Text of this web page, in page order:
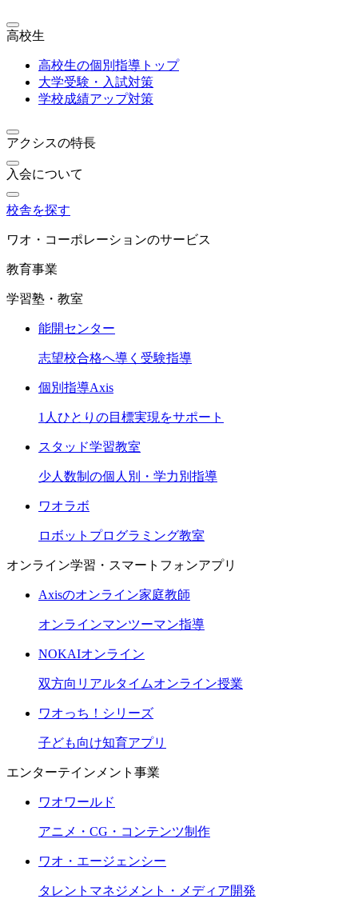
高校生
高校生の個別指導トップ
大学受験・入試対策
学校成績アップ対策
アクシスの特長
入会について
校舎を探す
ワオ・コーポレーションのサービス
教育事業
学習塾・教室
能開センター
志望校合格へ導く受験指導
個別指導Axis
1人ひとりの目標実現をサポート
スタッド学習教室
少人数制の個人別・学力別指導
ワオラボ
ロボットプログラミング教室
オンライン学習・スマートフォンアプリ
Axisのオンライン家庭教師
オンラインマンツーマン指導
NOKAIオンライン
双方向リアルタイムオンライン授業
ワオっち！シリーズ
子ども向け知育アプリ
エンターテインメント事業
ワオワールド
アニメ・CG・コンテンツ制作
ワオ・エージェンシー
タレントマネジメント・メディア開発